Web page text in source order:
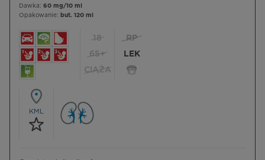
Dawka: 60 mg/10 ml
Opakowanie: but. 120 ml
18
65+
CIĄŻA
RP
LEK
KML